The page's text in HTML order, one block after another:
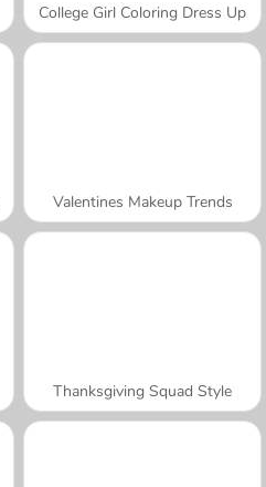
College Girl Coloring Dress Up
Valentines Makeup Trends
Thanksgiving Squad Style